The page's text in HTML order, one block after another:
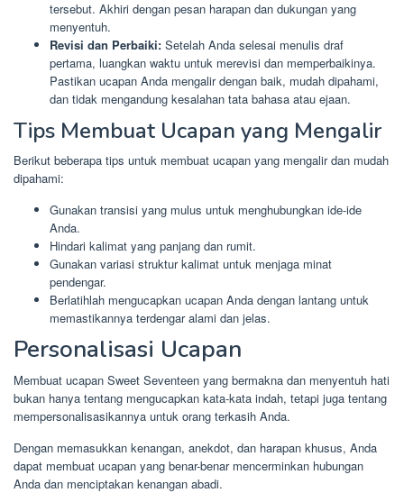
tersebut. Akhiri dengan pesan harapan dan dukungan yang
menyentuh.
Revisi dan Perbaiki: Setelah Anda selesai menulis draf
pertama, luangkan waktu untuk merevisi dan memperbaikinya.
Pastikan ucapan Anda mengalir dengan baik, mudah dipahami,
dan tidak mengandung kesalahan tata bahasa atau ejaan.
Tips Membuat Ucapan yang Mengalir
Berikut beberapa tips untuk membuat ucapan yang mengalir dan mudah
dipahami:
Gunakan transisi yang mulus untuk menghubungkan ide-ide
Anda.
Hindari kalimat yang panjang dan rumit.
Gunakan variasi struktur kalimat untuk menjaga minat
pendengar.
Berlatihlah mengucapkan ucapan Anda dengan lantang untuk
memastikannya terdengar alami dan jelas.
Personalisasi Ucapan
Membuat ucapan Sweet Seventeen yang bermakna dan menyentuh hati
bukan hanya tentang mengucapkan kata-kata indah, tetapi juga tentang
mempersonalisasikannya untuk orang terkasih Anda.
Dengan memasukkan kenangan, anekdot, dan harapan khusus, Anda
dapat membuat ucapan yang benar-benar mencerminkan hubungan
Anda dan menciptakan kenangan abadi.